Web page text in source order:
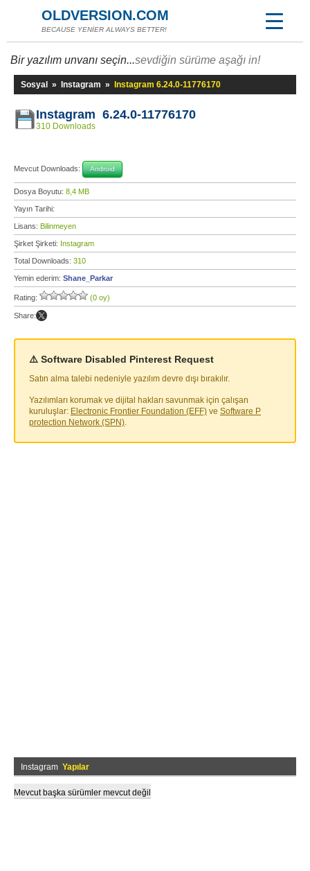
OLDVERSION.COM
BECAUSE YENİER ALWAYS BETTER!
Bir yazılım unvanı seçin...sevdiğin sürüme aşağı in!
Sosyal » Instagram » Instagram 6.24.0-11776170
Instagram 6.24.0-11776170
310 Downloads
Mevcut Downloads: Android
Dosya Boyutu: 8,4 MB
Yayın Tarihi:
Lisans: Bilinmeyen
Şirket Şirketi: Instagram
Total Downloads: 310
Yemin ederim: Shane_Parkar
Rating: (0 oy)
Share:
⚠️ Software Disabled Pinterest Request
Satın alma talebi nedeniyle yazılım devre dışı bırakılır.
Yazılımları korumak ve dijital hakları savunmak için çalışan
kuruluşlar: Electronic Frontier Foundation (EFF) ve Software P
protection Network (SPN).
Instagram Yapılar
Mevcut başka sürümler mevcut değil